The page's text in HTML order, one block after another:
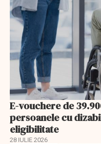
E-vouchere de
persoanele cu
eligibilitate
28 IULIE 2026